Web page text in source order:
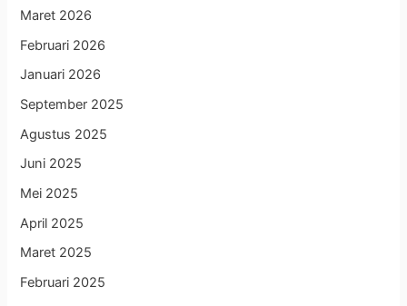
Maret 2026
Februari 2026
Januari 2026
September 2025
Agustus 2025
Juni 2025
Mei 2025
April 2025
Maret 2025
Februari 2025